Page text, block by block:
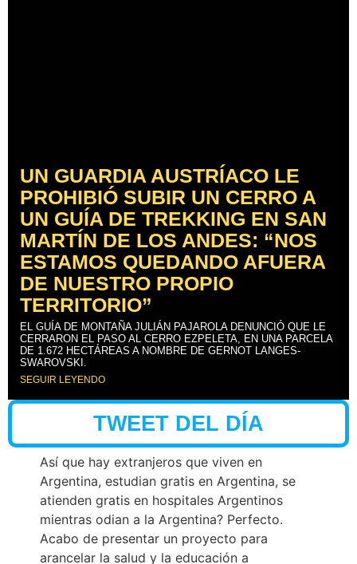
UN GUARDIA AUSTRÍACO LE
PROHIBIÓ SUBIR UN CERRO A
UN GUÍA DE TREKKING EN SAN
MARTÍN DE LOS ANDES: “NOS
ESTAMOS QUEDANDO AFUERA
DE NUESTRO PROPIO
TERRITORIO”
EL GUÍA DE MONTAÑA JULIÁN PAJAROLA DENUNCIÓ QUE LE
CERRARON EL PASO AL CERRO EZPELETA, EN UNA PARCELA
DE 1.672 HECTÁREAS A NOMBRE DE GERNOT LANGES-
SWAROVSKI.
SEGUIR LEYENDO
TWEET DEL DÍA
Así que hay extranjeros que viven en
Argentina, estudian gratis en Argentina, se
atienden gratis en hospitales Argentinos
mientras odian a la Argentina? Perfecto.
Acabo de presentar un proyecto para
arancelar la salud y la educación a